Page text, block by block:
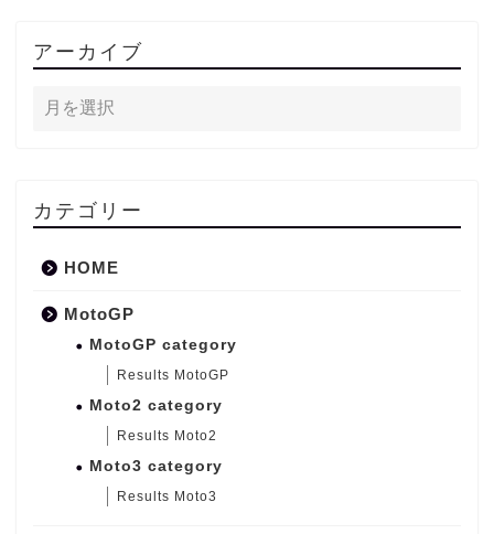
アーカイブ
カテゴリー
HOME
MotoGP
MotoGP category
Results MotoGP
Moto2 category
Results Moto2
Moto3 category
Results Moto3